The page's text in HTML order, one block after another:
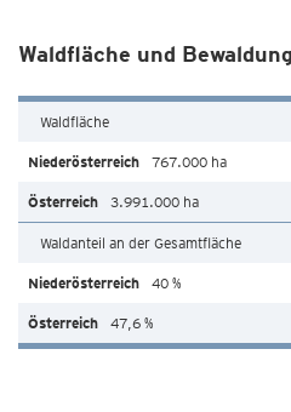
Waldfläche und
Waldfläche
767.000 ha
3.991.000 ha
Waldanteil an der Gesamtfläche
40 %
47,6 %